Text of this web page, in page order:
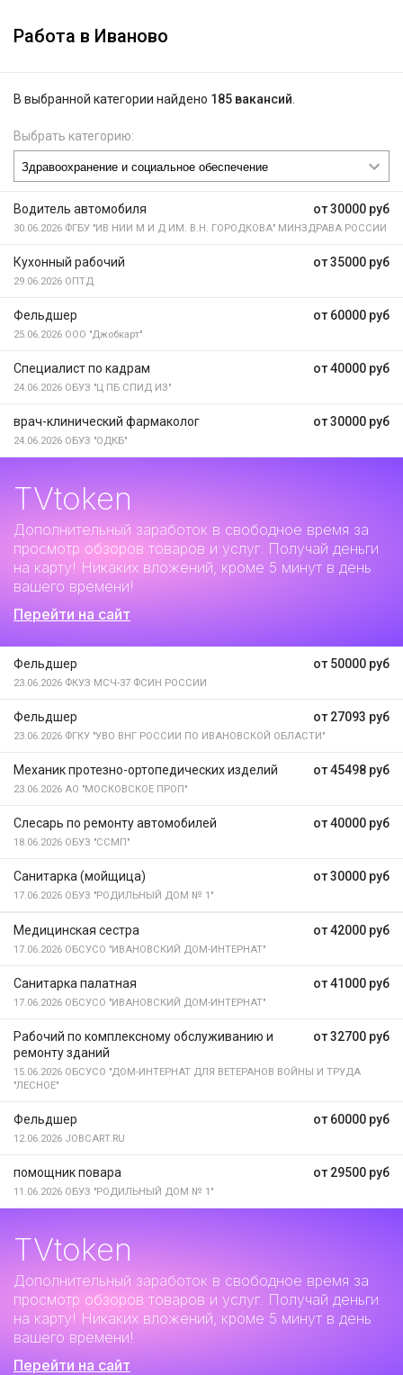
Работа в Иваново
В выбранной категории найдено 185 вакансий
Выбрать категорию:
от 30000 руб
Водитель автомобиля
30.06.2026 ФГБУ "ИВ НИИ М И Д ИМ. В.Н. ГОРОДКОВА" МИНЗДРАВА РОССИИ
от 35000 руб
Кухонный рабочий
29.06.2026 ОПТД
от 60000 руб
Фельдшер
25.06.2026 ООО "Джобкарт"
от 40000 руб
Специалист по кадрам
24.06.2026 ОБУЗ "Ц ПБ СПИД ИЗ"
от 30000 руб
врач-клинический фармаколог
24.06.2026 ОБУЗ "ОДКБ"
TVtoken
Дополнительный заработок в свободное время за
просмотр обзоров товаров и услуг. Получай деньги
на карту! Никаких вложений, кроме 5 минут в день
вашего времени!
Перейти на сайт
от 50000 руб
Фельдшер
23.06.2026 ФКУЗ МСЧ-37 ФСИН РОССИИ
от 27093 руб
Фельдшер
23.06.2026 ФГКУ "УВО ВНГ РОССИИ ПО ИВАНОВСКОЙ ОБЛАСТИ"
от 45498 руб
Механик протезно-ортопедических изделий
23.06.2026 АО "МОСКОВСКОЕ ПРОП"
от 40000 руб
Слесарь по ремонту автомобилей
18.06.2026 ОБУЗ "ССМП"
от 30000 руб
Санитарка (мойщица)
17.06.2026 ОБУЗ "РОДИЛЬНЫЙ ДОМ № 1"
от 42000 руб
Медицинская сестра
17.06.2026 ОБСУСО "ИВАНОВСКИЙ ДОМ-ИНТЕРНАТ"
от 41000 руб
Санитарка палатная
17.06.2026 ОБСУСО "ИВАНОВСКИЙ ДОМ-ИНТЕРНАТ"
от 32700 руб
Рабочий по комплексному обслуживанию и
ремонту зданий
15.06.2026 ОБСУСО "ДОМ-ИНТЕРНАТ ДЛЯ ВЕТЕРАНОВ ВОЙНЫ И ТРУДА
"ЛЕСНОЕ"
от 60000 руб
Фельдшер
12.06.2026 JOBCART.RU
от 29500 руб
помощник повара
11.06.2026 ОБУЗ "РОДИЛЬНЫЙ ДОМ № 1"
TVtoken
Дополнительный заработок в свободное время за
просмотр обзоров товаров и услуг. Получай деньги
на карту! Никаких вложений, кроме 5 минут в день
вашего времени!
Перейти на сайт